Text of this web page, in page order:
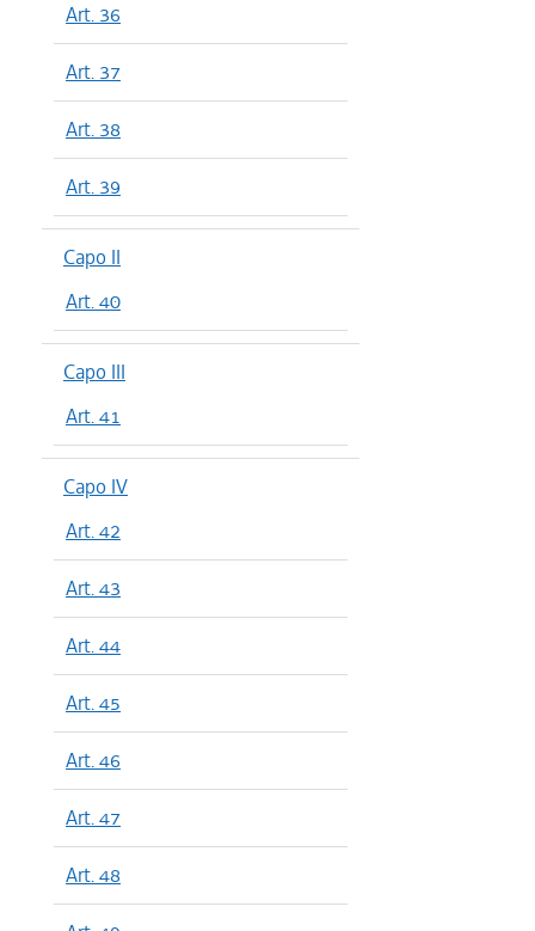
Art. 36
Art. 37
Art. 38
Art. 39
Capo II
Art. 40
Capo III
Art. 41
Capo IV
Art. 42
Art. 43
Art. 44
Art. 45
Art. 46
Art. 47
Art. 48